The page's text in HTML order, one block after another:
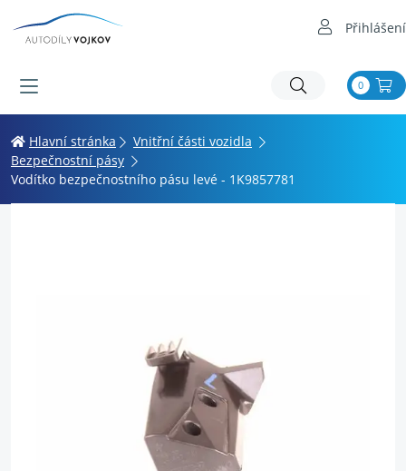
Přihlášení
0
Hlavní stránka
Vnitřní části vozidla
Bezpečnostní pásy
Vodítko bezpečnostního pásu levé - 1K9857781